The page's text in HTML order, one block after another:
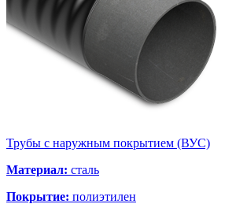
Трубы с наружным покрытием (ВУС)
Материал: сталь
Покрытие: полиэтилен